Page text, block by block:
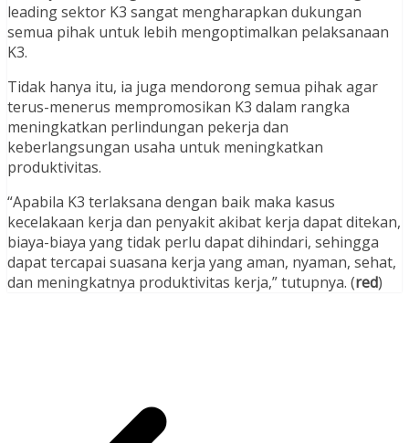
leading sektor K3 sangat mengharapkan dukungan
semua pihak untuk lebih mengoptimalkan pelaksanaan
K3.
Tidak hanya itu, ia juga mendorong semua pihak agar
terus-menerus mempromosikan K3 dalam rangka
meningkatkan perlindungan pekerja dan
keberlangsungan usaha untuk meningkatkan
produktivitas.
“Apabila K3 terlaksana dengan baik maka kasus
kecelakaan kerja dan penyakit akibat kerja dapat ditekan,
biaya-biaya yang tidak perlu dapat dihindari, sehingga
dapat tercapai suasana kerja yang aman, nyaman, sehat,
dan meningkatnya produktivitas kerja,” tutupnya. (red)